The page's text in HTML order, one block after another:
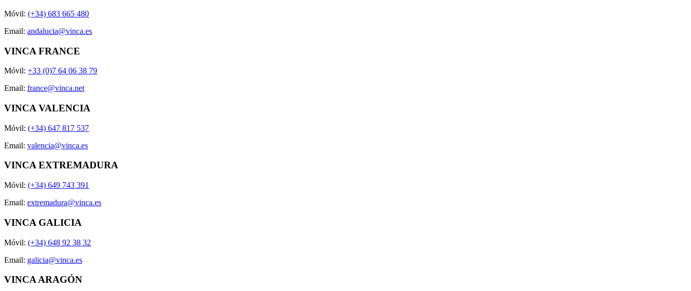
Móvil: (+34) 683 665 480
Email: andalucia@vinca.es
VINCA FRANCE
Móvil: +33 (0)7 64 06 38 79
Email: france@vinca.net
VINCA VALENCIA
Móvil: (+34) 647 817 537
Email: valencia@vinca.es
VINCA EXTREMADURA
Móvil: (+34) 649 743 391
Email: extremadura@vinca.es
VINCA GALICIA
Móvil: (+34) 648 92 38 32
Email: galicia@vinca.es
VINCA ARAGÓN